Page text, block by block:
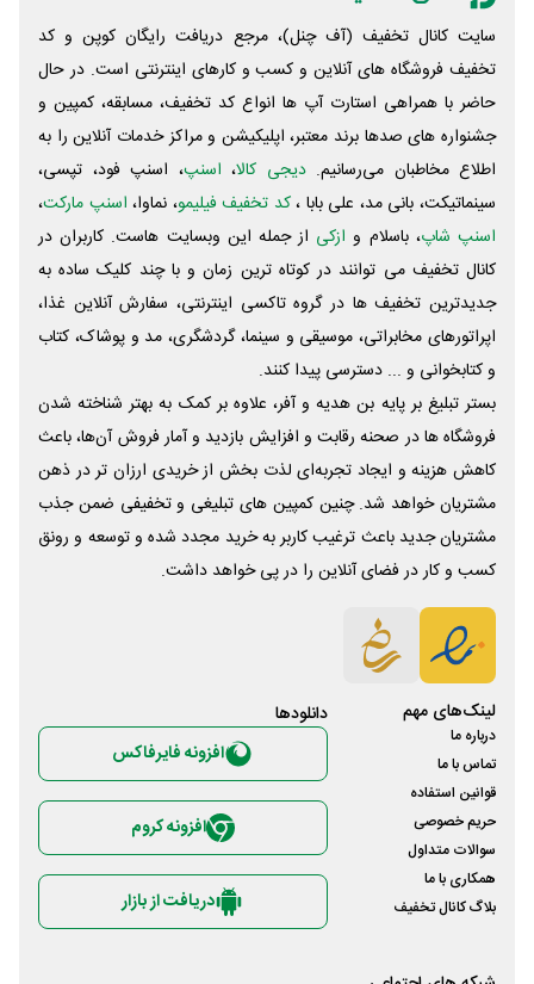
سایت کانال تخفیف (آف چنل)، مرجع دریافت رایگان کوپن و کد
تخفیف فروشگاه های آنلاین و کسب و‌ کارهای اینترنتی است. در حال
حاضر با همراهی استارت آپ ها انواع کد تخفیف، مسابقه، کمپین و
جشنواره های صدها برند معتبر، اپلیکیشن و مراکز خدمات آنلاین را به
اطلاع مخاطبان می‌رسانیم. دیجی کالا، اسنپ، اسنپ فود، تپسی،
سینماتیکت، بانی مد، علی‌ بابا ،کد تخفیف فیلیمو، نماوا، اسنپ مارکت،
اسنپ شاپ، باسلام و ازکی از جمله این وبسایت ‌هاست. کاربران در
کانال تخفیف می توانند در کوتاه ترین زمان و با چند کلیک ساده به
جدیدترین تخفیف ها در گروه تاکسی اینترنتی، سفارش آنلاین غذا،
اپراتورهای مخابراتی، موسیقی و سینما، گردشگری، مد و پوشاک، کتاب
و کتابخوانی و ... دسترسی پیدا کنند.
بستر تبلیغ بر پایه بن هدیه و آفر، علاوه بر کمک به بهتر شناخته شدن
فروشگاه ها در صحنه رقابت و افزایش بازدید و آمار فروش آن‌ها، باعث
کاهش هزینه و ایجاد تجربه‌ای لذت بخش از خریدی ارزان تر در ذهن
مشتریان خواهد شد. چنین کمپین های تبلیغی و تخفیفی ضمن جذب
مشتریان جدید باعث ترغیب کاربر به خرید مجدد شده و توسعه و رونق
کسب و کار در فضای آنلاین را در پی خواهد داشت.
لینک‌های مهم
درباره ما
تماس با ما
قوانین استفاده
حریم خصوصی
سوالات متداول
همکاری با ما
بلاگ کانال تخفیف
دانلود‌ها
افزونه فایرفاکس
افزونه کروم
دریافت از بازار